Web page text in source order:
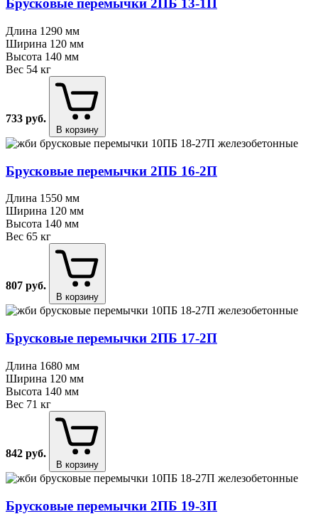
Брусковые перемычки 2ПБ 13⁠-⁠1П
Длина 1290 мм
Ширина 120 мм
Высота 140 мм
Вес 54 кг
733 руб.
В корзину
Брусковые перемычки 2ПБ 16⁠-⁠2П
Длина 1550 мм
Ширина 120 мм
Высота 140 мм
Вес 65 кг
807 руб.
В корзину
Брусковые перемычки 2ПБ 17⁠-⁠2П
Длина 1680 мм
Ширина 120 мм
Высота 140 мм
Вес 71 кг
842 руб.
В корзину
Брусковые перемычки 2ПБ 19⁠-⁠3П